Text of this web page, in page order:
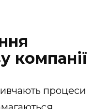
компанії
процеси